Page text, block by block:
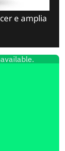
e amplia